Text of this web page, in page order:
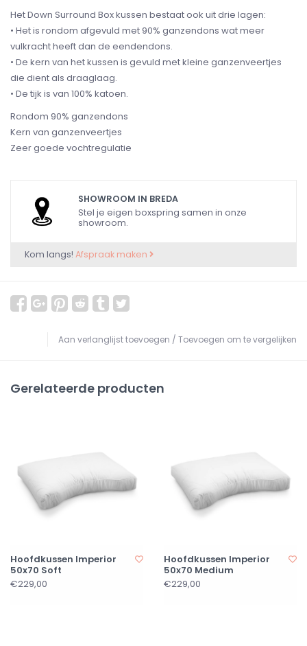
Het Down Surround Box kussen bestaat ook uit drie lagen:
• Het is rondom afgevuld met 90% ganzendons wat meer
vulkracht heeft dan de eendendons.
• De kern van het kussen is gevuld met kleine ganzenveertjes
die dient als draaglaag.
• De tijk is van 100% katoen.
Rondom 90% ganzendons
Kern van ganzenveertjes
Zeer goede vochtregulatie
SHOWROOM IN BREDA
Stel je eigen boxspring samen in onze
showroom.
Kom langs! Afspraak maken
Aan verlanglijst toevoegen / Toevoegen om te vergelijken
Gerelateerde producten
Hoofdkussen Imperior
50x70 Soft
€229,00
Hoofdkussen Imperior
50x70 Medium
€229,00